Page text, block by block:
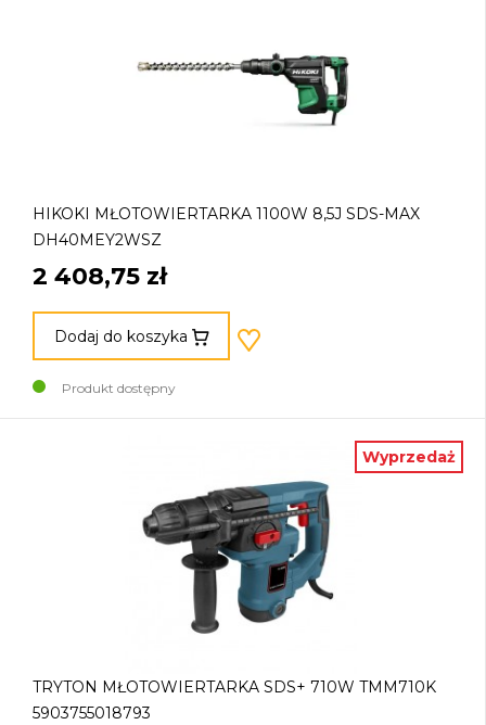
HIKOKI MŁOTOWIERTARKA 1100W 8,5J SDS-MAX
DH40MEY2WSZ
2 408,75 zł
Dodaj do koszyka
Produkt dostępny
Wyprzedaż
TRYTON MŁOTOWIERTARKA SDS+ 710W TMM710K
5903755018793